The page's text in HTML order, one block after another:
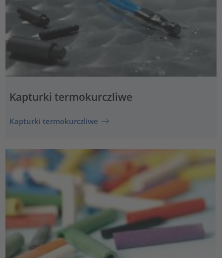
Kapturki termokurczliwe
Kapturki termokurczliwe